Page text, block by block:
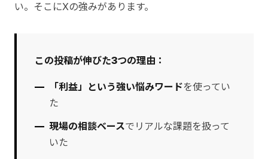
い。そこにXの強みがあります。
この投稿が伸びた3つの理由：
「利益」という強い悩みワードを使ってい
た
現場の相談ベースでリアルな課題を扱って
いた